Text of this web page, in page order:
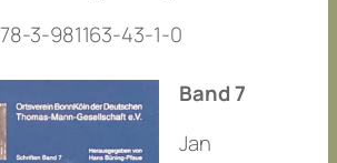
3-981163-43-1-0
Band 7
Jan